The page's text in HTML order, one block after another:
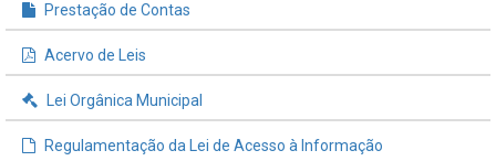
Prestação de Contas
Acervo de Leis
Lei Orgânica Municipal
Regulamentação da Lei de Acesso à Informação